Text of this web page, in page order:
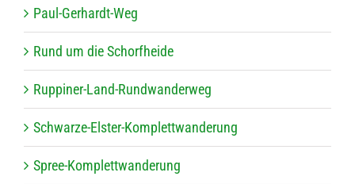
Paul-Ger­hardt-Weg
Rund um die Schorfheide
Rup­pi­ner-Land-Rund­wan­der­weg
Schwarze-Els­ter-Kom­plett­wan­de­rung
Spree-Kom­plett­wan­de­rung